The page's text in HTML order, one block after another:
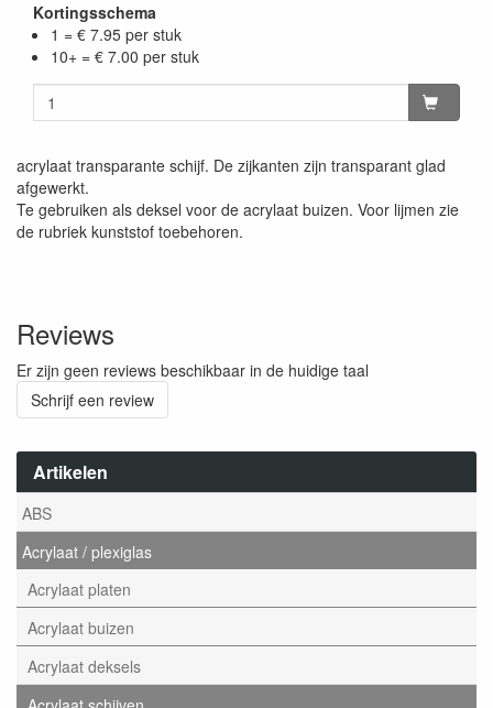
Artikelen
ABS
Acrylaat / plexiglas
Acrylaat platen
Acrylaat buizen
Acrylaat deksels
Kortingsschema
1 = € 7.95 per stuk
10+ = € 7.00 per stuk
acrylaat transparante schijf. De zijkanten zijn transparant glad
afgewerkt.
Te gebruiken als deksel voor de acrylaat buizen. Voor lijmen zie
de rubriek kunststof toebehoren.
Reviews
Er zijn geen reviews beschikbaar in de huidige taal
Schrijf een review